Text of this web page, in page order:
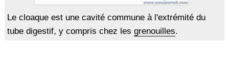
Le cloaque est une cavité commune à l'extrémité du
tube digestif, y compris chez les grenouilles.